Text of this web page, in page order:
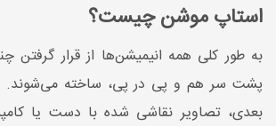
استاپ موشن چیست؟
به طور کلی همه انیمیشن‌ها از قرار گرفتن
پشت سر هم و پی در پی، ساخته می‌شوند.
بعدی، تصاویر نقاشی شده با دست یا